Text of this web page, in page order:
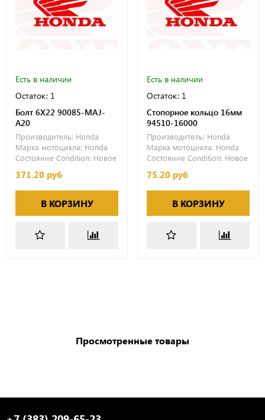
Есть в наличии
Остаток: 1
Болт 6X22 90085-MAJ-
A20
Производитель: Honda
Марка мотоцикла: Honda
Состояние Condition: Новое
371.20 руб
В КОРЗИНУ
Есть в наличии
Остаток: 1
Стопорное кольцо 16мм
94510-16000
Производитель: Honda
Марка мотоцикла: Honda
Состояние Condition: Новое
75.20 руб
В КОРЗИНУ
Просмотренные товары